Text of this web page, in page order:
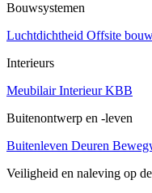
Bouwsystemen
Luchtdichtheid Offsite
Interieurs
MeubilairInterieurKBB
Buitenontwerp en -leven
Buitenleven Deuren
Veiligheid en naleving op